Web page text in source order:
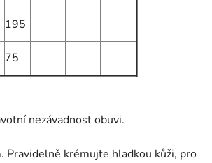
195
75
nezávadnost obuvi.
Pravidelně krémujte hladkou kůži, pro